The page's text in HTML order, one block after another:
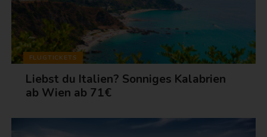
FLUGTICKETS
Liebst du Italien? Sonniges Kalabrien
ab Wien ab 71€